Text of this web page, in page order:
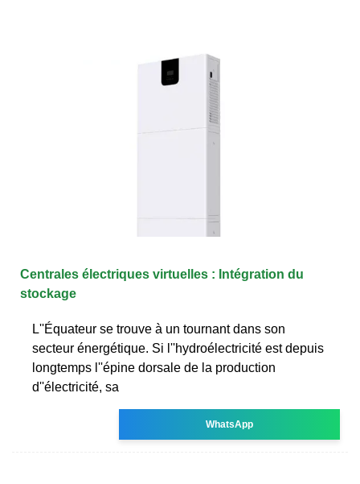
Centrales électriques virtuelles : Intégration du
stockage
L''Équateur se trouve à un tournant dans son
secteur énergétique. Si l''hydroélectricité est depuis
longtemps l''épine dorsale de la production
d''électricité, sa
WhatsApp